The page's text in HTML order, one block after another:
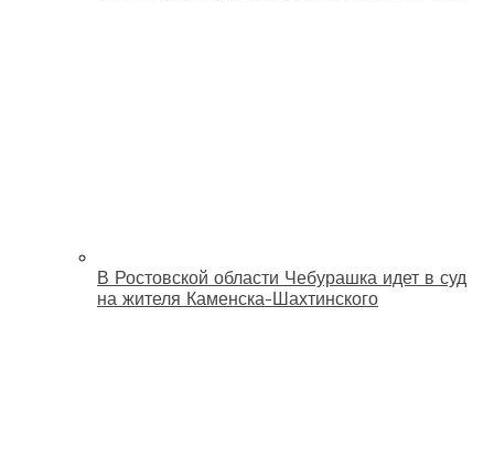
В Ростовской области Чебурашка идет в суд
на жителя Каменска-Шахтинского